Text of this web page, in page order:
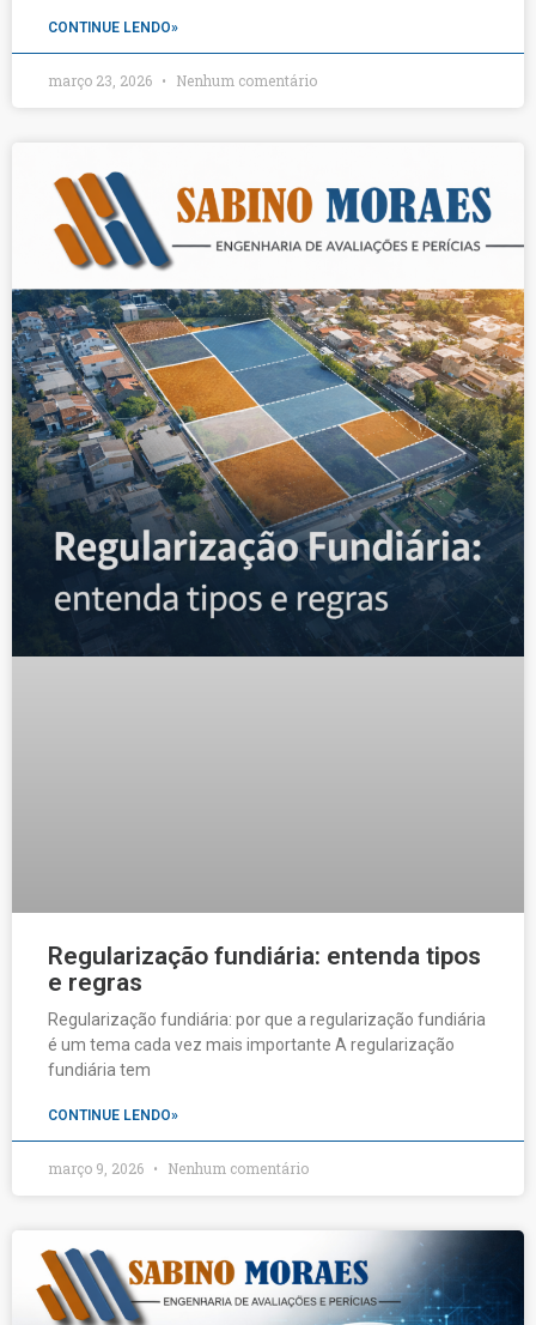
CONTINUE LENDO»
março 23, 2026 Nenhum comentário
Regularização fundiária: entenda tipos
e regras
Regularização fundiária: por que a regularização fundiária
é um tema cada vez mais importante A regularização
fundiária tem
CONTINUE LENDO»
março 9, 2026 Nenhum comentário